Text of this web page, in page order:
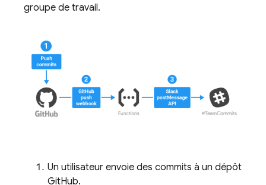
groupe de travail.
Un utilisateur envoie des commits à un dépôt
GitHub.